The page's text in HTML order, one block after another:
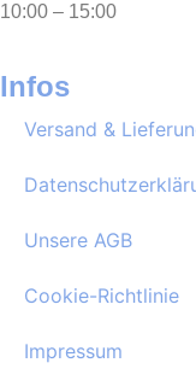
10:00 – 15:00
Infos
Versand &
Unsere AGB
Cookie-Richtlinie
Impressum